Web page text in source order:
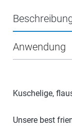
Anwendung
Kuschelige,
Unsere best